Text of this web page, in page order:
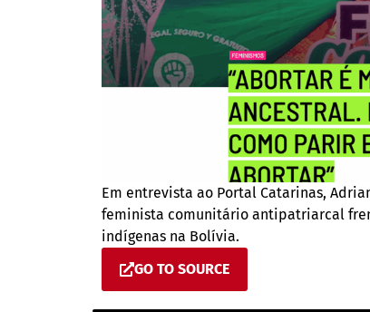
Em entrevista ao Portal Catarinas,
feminista comunitário antipatriarcal
indígenas na Bolívia.
GO TO SOURCE